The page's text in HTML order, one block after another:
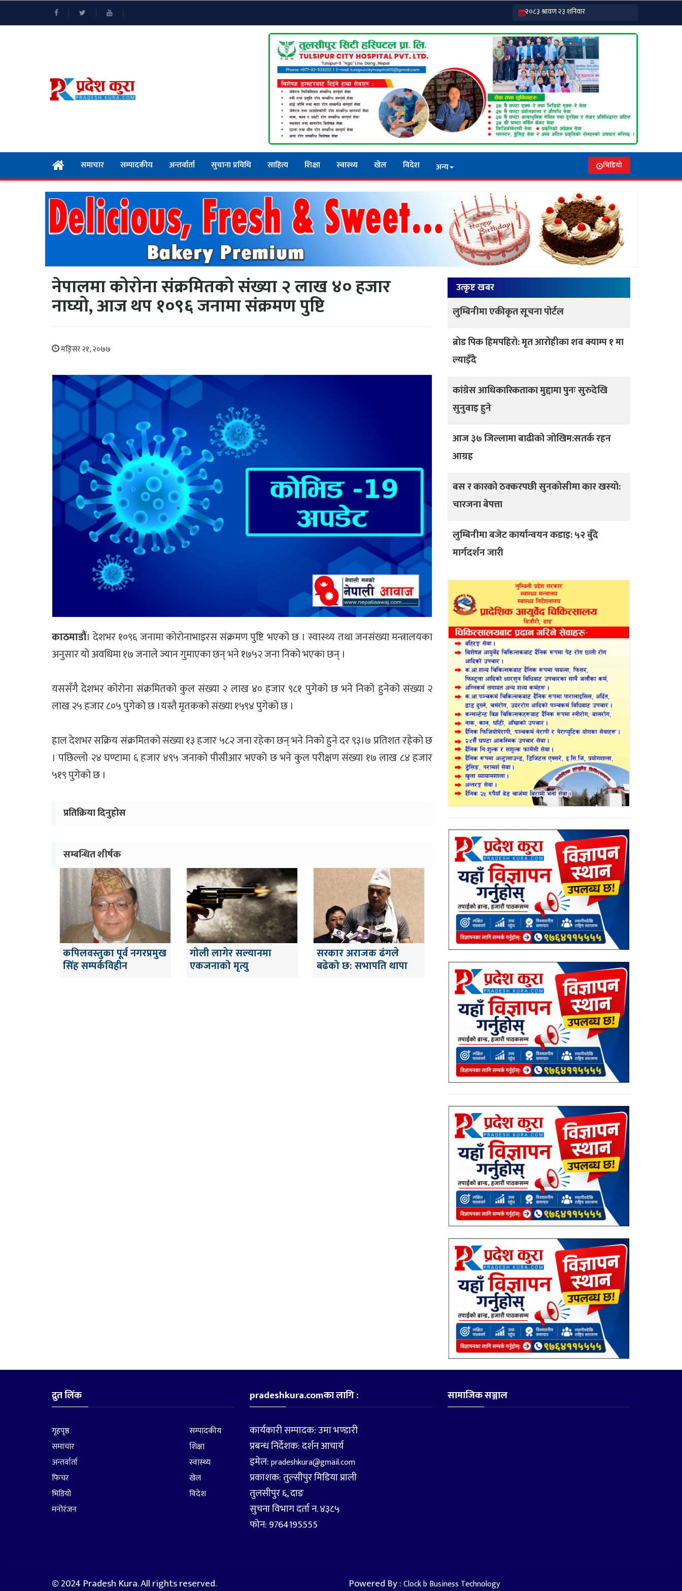
समाचार सम्पादकीय अन्तर्वार्ता सुचाना प्रविधि साहित्य शिक्षा स्वास्थ्य खेल विदेश अन्य भिडियो
नेपालमा कोरोना संक्रमितको संख्या २ लाख ४० हजार
नाघ्यो, आज थप १०९६ जनामा संक्रमण पुष्टि
मङि्सर २१, २०७७
काठमाडौं। देशभर १०९६ जनामा कोरोनाभाइरस संक्रमण पुष्टि भएको छ । स्वास्थ्य तथा जनसंख्या मन्त्रालयका
अनुसार यो अवधिमा १७ जनाले ज्यान गुमाएका छन् भने १७५२ जना निको भएका छन् ।
यससँगै देशभर कोरोना संक्रमितको कुल संख्या २ लाख ४० हजार ९८१ पुगेको छ भने निको हुनेको संख्या २
लाख २५ हजार ८०५ पुगेको छ ।यस्तै मृतकको संख्या १५९४ पुगेको छ ।
हाल देशभर सक्रिय संक्रमितको संख्या १३ हजार ५८२ जना रहेका छन् भने निको हुने दर ९३।७ प्रतिशत रहेको छ
। पछिल्लो २४ घण्टामा ६ हजार ४९५ जनाको पीसीआर भएको छ भने कुल परीक्षण संख्या १७ लाख ८४ हजार
५१९ पुगेको छ ।
प्रतिक्रिया दिनुहोस
सम्बन्धित शीर्षक
कपिलवस्तुका पूर्व नगरप्रमुख
सिंह सम्पर्कविहीन
गोली लागेर सल्यानमा
एकजनाको मृत्यु
सरकार अराजक ढंगले
बढेको छ: सभापति थापा
उत्कृष्ट खबर
लुम्बिनीमा एकीकृत सूचना पोर्टल
ब्रोड पिक हिमपहिरो: मृत आरोहीका शव क्याम्प १ मा
ल्याइँदै
कांग्रेस आधिकारिकताका मुद्दामा पुनः सुरुदेखि
सुनुवाइ हुने
आज ३७ जिल्लामा बाढीको जोखिम:सतर्क रहन
आग्रह
बस र कारको ठक्करपछी सुनकोसीमा कार खस्यो:
चारजना बेपत्ता
लुम्बिनीमा बजेट कार्यान्वयन कडाइ: ५२ बुँदे
मार्गदर्शन जारी
द्रुत लिंक
गृहपृष्ठ
समाचार
अन्तर्वार्ता
फिचर
भिडियो
मनोरंजन
सम्पादकीय
शिक्षा
स्वास्थ्य
खेल
विदेश
pradeshkura.comका लागि :
कार्यकारी सम्पादक: उमा भण्डारी
प्रबन्ध निर्देशक: दर्शन आचार्य
इमेल:pradeshkura@gmail.com
प्रकाशक: तुल्सीपुर मिडिया प्राली
तुलसीपुर ६, दाङ
सुचना विभाग दर्ता न. ४३८५
फोन: 9764195555
सामाजिक सञ्जाल
© 2024 Pradesh Kura. All rights reserved. Powered By :Clock b Business Technology